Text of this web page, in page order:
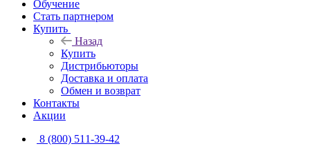
Обучение
Стать партнером
Купить
Назад
Купить
Дистрибьюторы
Доставка и оплата
Обмен и возврат
Контакты
Акции
8 (800) 511-39-42